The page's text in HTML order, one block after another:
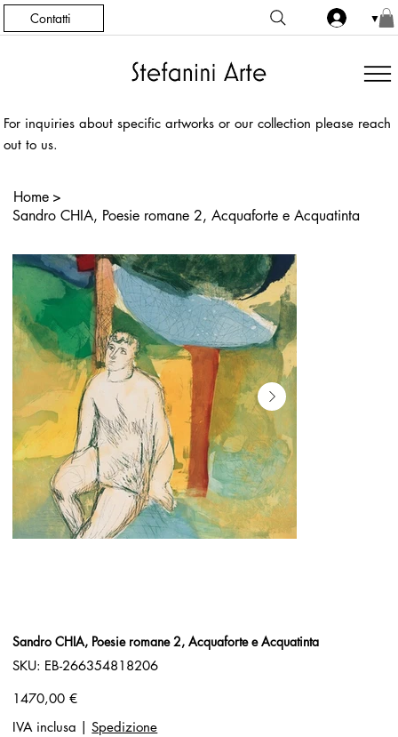
Contatti ▼
For inquiries about specific artworks or our collection please reach
out to us.
Home >
Sandro CHIA, Poesie romane 2, Acquaforte e Acquatinta
Sandro CHIA, Poesie romane 2, Acquaforte e Acquatinta
SKU:
SKU
EB-
EB-266354818206
Prezzo
1470,00 €
IVA inclusa
Spedizione